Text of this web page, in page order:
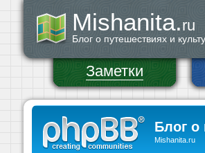
Mishanita.ru
Блог о путешествиях и
Заметки
Блог о
Mishanita.ru